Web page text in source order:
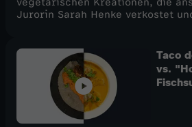
vegetarischen Kreationen, die
Jurorin Sarah Henke verkostet
Taco
vs.